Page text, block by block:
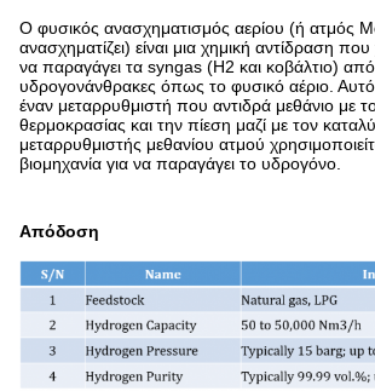
Ο φυσικός ανασχηματισμός αερίου (ή ατμός
ανασχηματίζει) είναι μια χημική αντίδραση που
να παραγάγει τα syngas (H2 και κοβάλτιο)
υδρογονάνθρακες όπως το φυσικό αέριο.
έναν μεταρρυθμιστή που αντιδρά μεθάνιο με
θερμοκρασίας και την πίεση μαζί με τον
μεταρρυθμιστής μεθανίου ατμού
βιομηχανία για να παραγάγει το υδρογόνο.
Απόδοση